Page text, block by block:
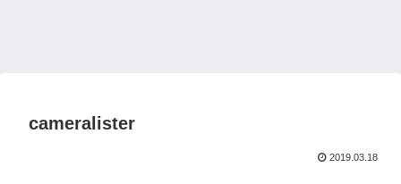
cameralister
2019.03.18